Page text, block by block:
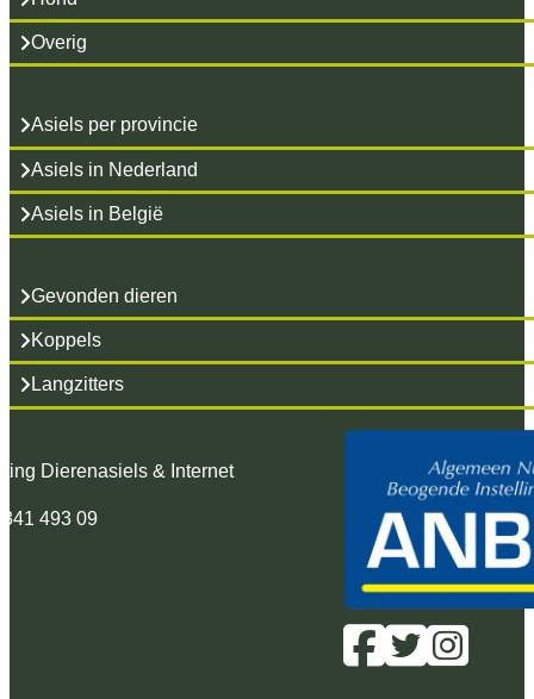
Overig
Asiels per provincie
Asiels in Nederland
Asiels in België
Gevonden dieren
Koppels
Langzitters
Dierenasiels & Internet
493 09